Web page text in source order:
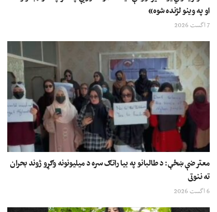
او په وینو لژنده شوه»
7 اگست 2026
معترضې ښځې: د طالبانو په بیا راتګ سره د میلیونونه وګړو ژوند بحران
ته ننوتی
6 اگست 2026